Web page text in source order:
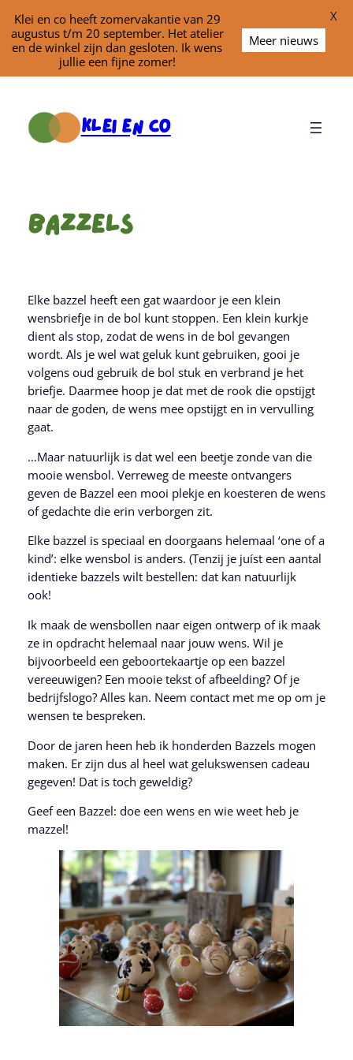
inhoud
Klei En Co
Bazzels
Elke bazzel heeft een gat waardoor je een klein
wensbriefje in de bol kunt stoppen. Een klein kurkje
dient als stop, zodat de wens in de bol gevangen
wordt. Als je wel wat geluk kunt gebruiken, gooi je
volgens oud gebruik de bol stuk en verbrand je het
briefje. Daarmee hoop je dat met de rook die opstijgt
naar de goden, de wens mee opstijgt en in vervulling
gaat.
…Maar natuurlijk is dat wel een beetje zonde van die
mooie wensbol. Verreweg de meeste ontvangers
geven de Bazzel een mooi plekje en koesteren de wens
of gedachte die erin verborgen zit.
Elke bazzel is speciaal en doorgaans helemaal ‘one of a
kind’: elke wensbol is anders. (Tenzij je juíst een aantal
identieke bazzels wilt bestellen: dat kan natuurlijk
ook!
Ik maak de wensbollen naar eigen ontwerp of ik maak
ze in opdracht helemaal naar jouw wens. Wil je
bijvoorbeeld een geboortekaartje op een bazzel
vereeuwigen? Een mooie tekst of afbeelding? Of je
bedrijfslogo? Alles kan. Neem contact met me op om je
wensen te bespreken.
Door de jaren heen heb ik honderden Bazzels mogen
maken. Er zijn dus al heel wat gelukswensen cadeau
gegeven! Dat is toch geweldig?
Geef een Bazzel: doe een wens en wie weet heb je
mazzel!
Klei en co heeft zomervakantie van 29
augustus t/m 20 september. Het atelier
en de winkel zijn dan gesloten. Ik wens
jullie een fijne zomer!
Meer nieuws
X